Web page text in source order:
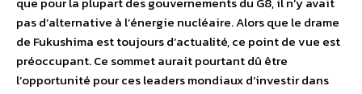
pas d’alternative à l’énergie nucléaire. Alors que le drame
de Fukushima est toujours d’actualité, ce point de vue est
préoccupant. Ce sommet aurait pourtant dû être
l’opportunité pour ces leaders mondiaux d’investir dans